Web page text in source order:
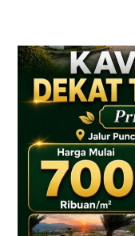
KAVLING
HARMONI
PRIME
EAST
Tanah
700
Ribuan